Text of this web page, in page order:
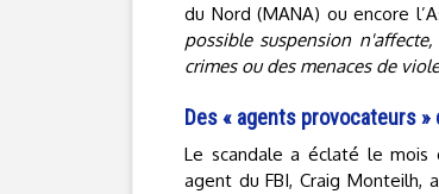
du Nord (MANA) ou encore
possible suspension
crimes ou des menaces de
Des « agents provocateurs
Le scandale a éclaté le mois
agent du FBI, Craig Monteilh,